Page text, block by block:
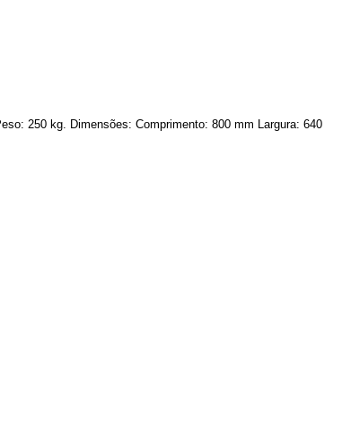
250 kg. Dimensões: Comprimento: 800 mm Largura: 640